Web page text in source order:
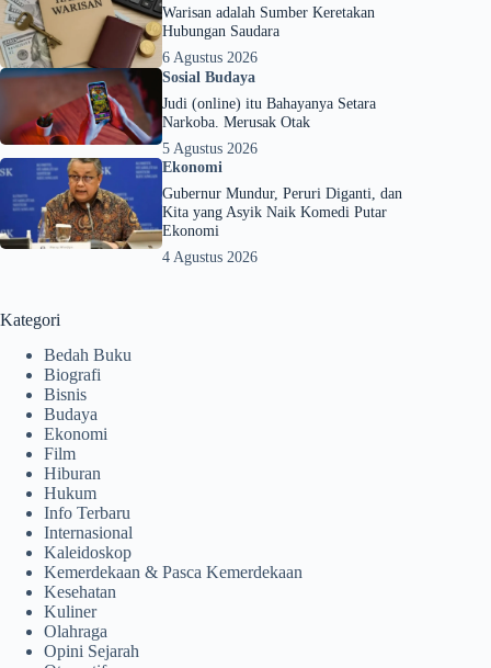
Warisan adalah Sumber Keretakan
Hubungan Saudara
6 Agustus 2026
Sosial Budaya
Judi (online) itu Bahayanya Setara
Narkoba. Merusak Otak
5 Agustus 2026
Ekonomi
Gubernur Mundur, Peruri Diganti, dan
Kita yang Asyik Naik Komedi Putar
Ekonomi
4 Agustus 2026
Kategori
Bedah Buku
Biografi
Bisnis
Budaya
Ekonomi
Film
Hiburan
Hukum
Info Terbaru
Internasional
Kaleidoskop
Kemerdekaan & Pasca Kemerdekaan
Kesehatan
Kuliner
Olahraga
Opini Sejarah